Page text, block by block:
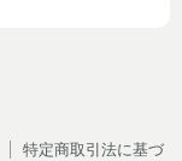
特定商取引法に基づ